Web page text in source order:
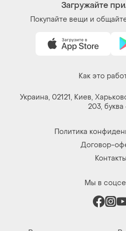
Загружайте
Покупайте вещи и
Как это
Украина, 02121, Киев,
203, буква
Политика
Договор-
Контакты
Мы в